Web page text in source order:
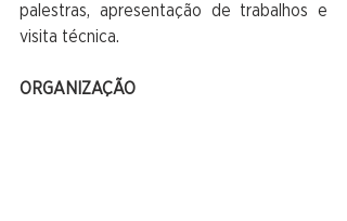
palestras, apresentação de trabalhos e
visita técnica.
ORGANIZAÇÃO